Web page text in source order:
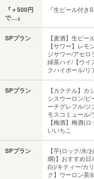
『＋500円
で…』
『生ビール付き
SPプラン
【麦酒】生ビ
【サワー】レ
ジサワー/アセロ
緑茶ハイ/【ウイ
クハイボール/リ
SPプラン
【カクテル】カ
シスウーロン/ピ
ーチグレフル/ジ
モスコミュール/
【梅酒】梅酒(
いいちこ
SPプラン
【芋(ロック/水/
燗)】おすすめ日
白)/キティー/カ
ク】ウーロン茶/